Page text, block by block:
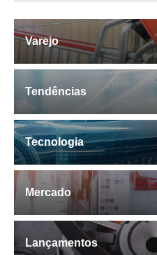
Varejo
Tendências
Tecnologia
Mercado
Lançamentos